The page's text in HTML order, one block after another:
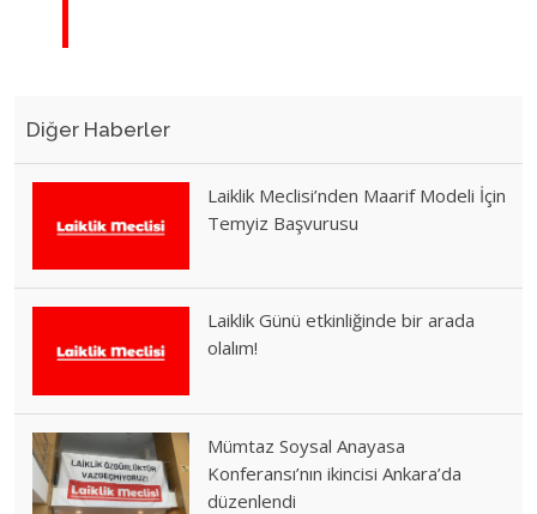
Diğer Haberler
Laiklik Meclisi’nden Maarif Modeli İçin
Temyiz Başvurusu
Laiklik Günü etkinliğinde bir arada
olalım!
Mümtaz Soysal Anayasa
Konferansı’nın ikincisi Ankara’da
düzenlendi